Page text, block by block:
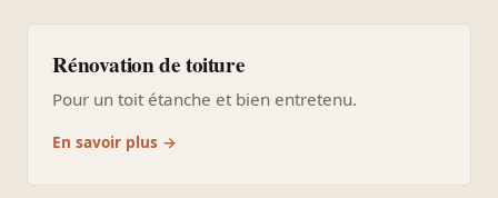
Rénovation de toiture
Pour un toit étanche et bien entretenu.
En savoir plus →